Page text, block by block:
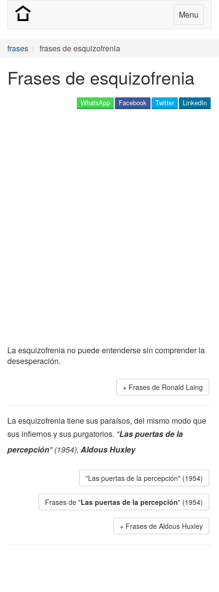
Menu
frases frases de esquizofrenia
Frases de esquizofrenia
LinkedIn
Twitter
Facebook
WhatsApp
La esquizofrenia no puede entenderse sin comprender la
desesperación.
Frases de Ronald Laing
La esquizofrenia tiene sus paraísos, del mismo modo que
sus infiernos y sus purgatorios. "Las puertas de la
percepción" (1954), Aldous Huxley
"Las puertas de la percepción" (1954)
Frases de "Las puertas de la percepción" (1954)
Frases de Aldous Huxley